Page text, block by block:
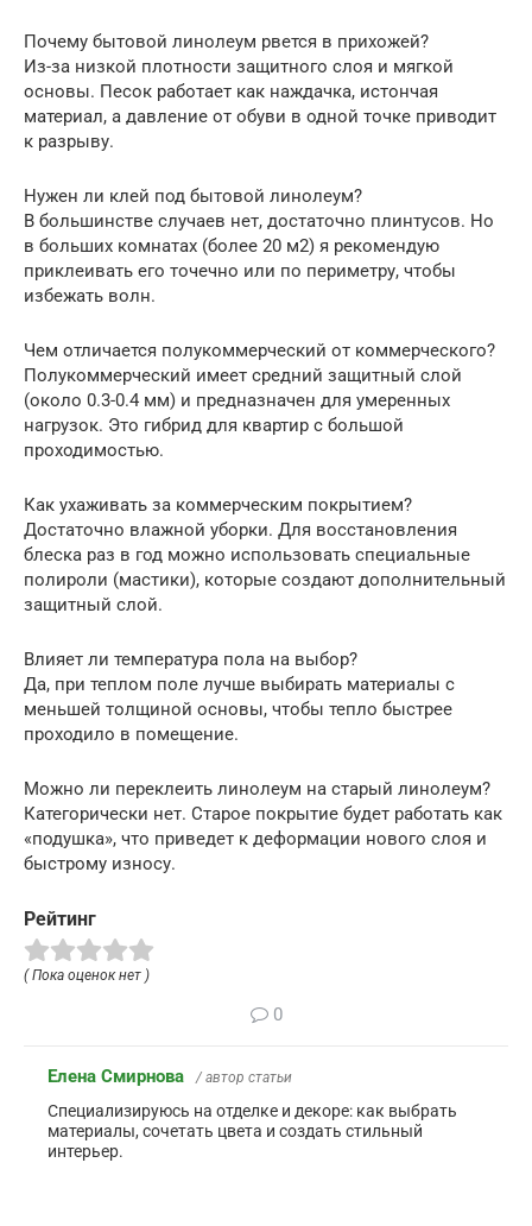
Почему бытовой линолеум рвется в прихожей?
Из-за низкой плотности защитного слоя и мягкой
основы. Песок работает как наждачка, истончая
материал, а давление от обуви в одной точке приводит
к разрыву.
Нужен ли клей под бытовой линолеум?
В большинстве случаев нет, достаточно плинтусов. Но
в больших комнатах (более 20 м2) я рекомендую
приклеивать его точечно или по периметру, чтобы
избежать волн.
Чем отличается полукоммерческий от коммерческого?
Полукоммерческий имеет средний защитный слой
(около 0.3-0.4 мм) и предназначен для умеренных
нагрузок. Это гибрид для квартир с большой
проходимостью.
Как ухаживать за коммерческим покрытием?
Достаточно влажной уборки. Для восстановления
блеска раз в год можно использовать специальные
полироли (мастики), которые создают дополнительный
защитный слой.
Влияет ли температура пола на выбор?
Да, при теплом поле лучше выбирать материалы с
меньшей толщиной основы, чтобы тепло быстрее
проходило в помещение.
Можно ли переклеить линолеум на старый линолеум?
Категорически нет. Старое покрытие будет работать как
«подушка», что приведет к деформации нового слоя и
быстрому износу.
Рейтинг
( Пока оценок нет )
0
Елена Смирнова / автор статьи
Специализируюсь на отделке и декоре: как выбрать
материалы, сочетать цвета и создать стильный
интерьер.